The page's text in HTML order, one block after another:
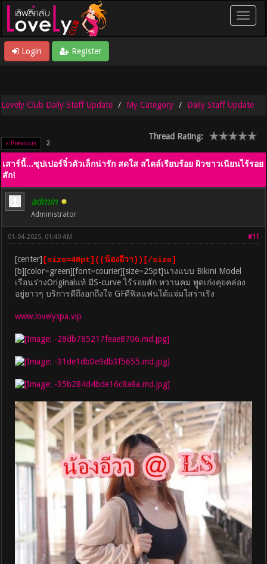
Login Register
Lovely Club Daily Staff Update My Category Daily Staff Update
« Previous 2
Thread Rating:
เสาร์นี้...ซุปเปอร์จิ๋วตัวเล็กน่ารัก สดใส สไตล์เรียบร้อย ผิวขาวเนียนไร้รอย
สัก!
admin
Administrator
#11
01-04-2025, 01:40 AM
[center] [size=40pt]((น้องอีวา))[/size]
[b][color=green][font=courier][size=25pt]นางแบบ Bikini Model
เรือนร่างOriginalแท้ มีS-curve ไร้รอยสัก หวานคม พูุดเก่งคุยคล่อง
อยู่ยาวๆ บริการดีถึงอกถึงใจ GFดีฟิลแฟนได้แจ่มใสร่าเริง
www.lovelyspa.vip